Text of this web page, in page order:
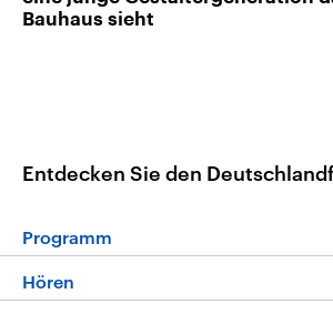
Bauhaus sieht
Entdecken Sie den
Programm
Programm
Hören